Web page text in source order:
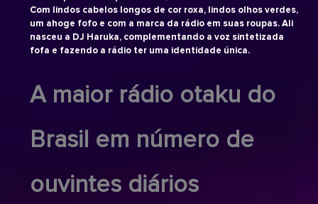
Com lindos cabelos longos de cor roxa, lindos olhos verdes,
um ahoge fofo e com a marca da rádio em suas roupas. Ali
nasceu a DJ Haruka, complementando a voz sintetizada
fofa e fazendo a rádio ter uma identidade única.
A maior rádio otaku do
Brasil em número de
ouvintes diários